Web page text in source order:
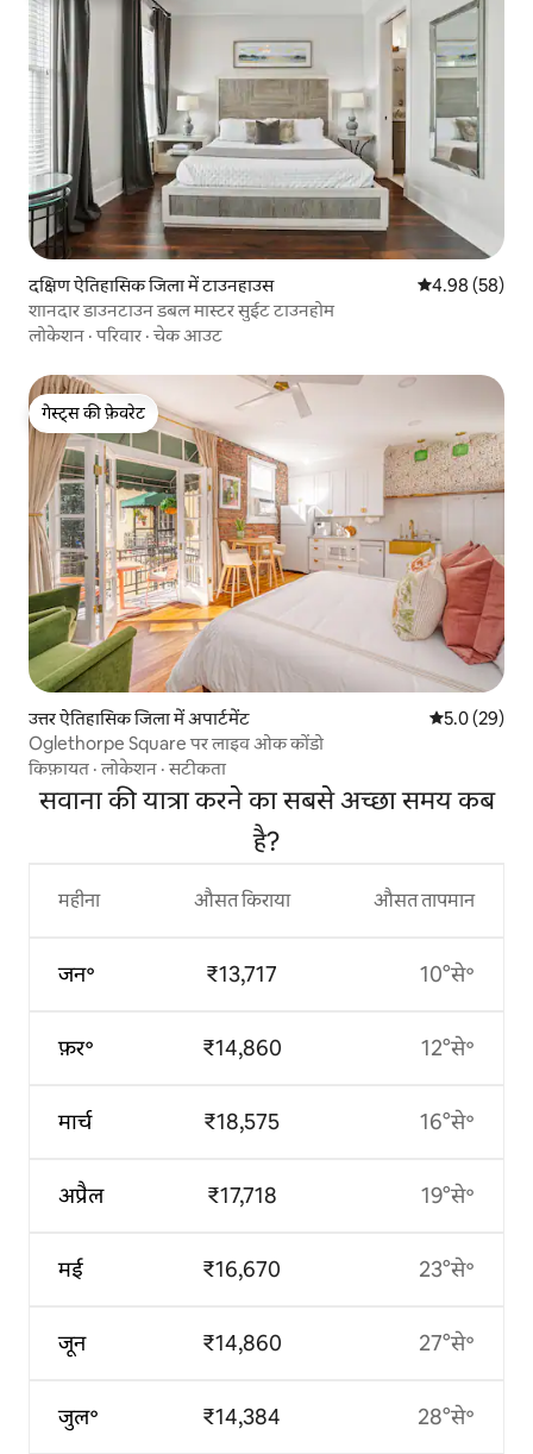
दक्षिण ऐतिहासिक जिला में टाउनहाउस औसत रेटिंग 5 में
4.98 (58)
शानदार डाउनटाउन डबल मास्टर सुईट टाउनहोम
लोकेशन ·परिवार ·चेक आउट
गेस्ट्स की फ़ेवरेट
गेस्ट्स की फ़ेवरेट
उत्तर ऐतिहासिक जिला में अपार्टमेंट औसत रेटिंग 5
5.0 (29)
Oglethorpe Square पर लाइव ओक कोंडो
किफ़ायत ·लोकेशन ·सटीकता
सवाना की यात्रा करने का सबसे अच्छा समय कब
है?
महीना
जन॰
फ़र॰
मार्च
अप्रैल
मई
जून
जुल॰
औसत किराया
₹13,717
₹14,860
₹18,575
₹17,718
₹16,670
₹14,860
₹14,384
औसत तापमान
10°से॰
12°से॰
16°से॰
19°से॰
23°से॰
27°से॰
28°से॰